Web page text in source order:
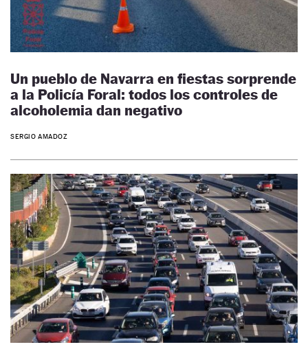
Un pueblo de Navarra en fiestas sorprende
a la Policía Foral: todos los controles de
alcoholemia dan negativo
SERGIO AMADOZ